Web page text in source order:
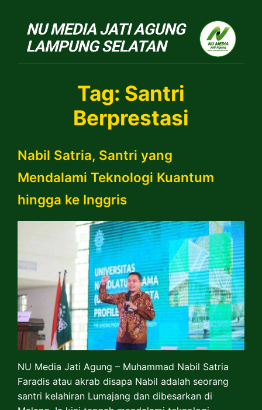
NU
Tag: Santri
Berprestasi
Nabil Satria, Santri yang
Mendalami Teknologi Kuantum
hingga ke Inggris
NU Media Jati Agung – Muhammad Nabil Satria
Faradis atau akrab disapa Nabil adalah seorang
santri kelahiran Lumajang dan dibesarkan di